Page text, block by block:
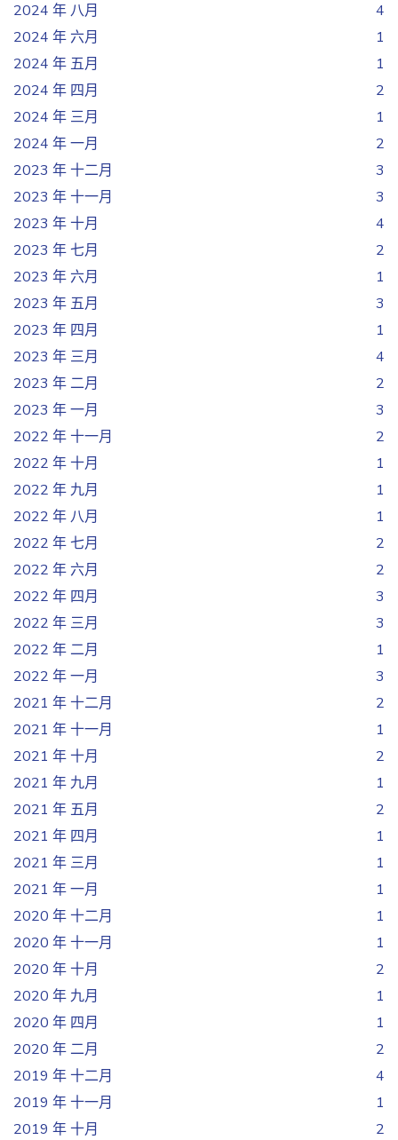
2024 年 八月
4
2024 年 六月
1
2024 年 五月
1
2024 年 四月
2
2024 年 三月
1
2024 年 一月
2
2023 年 十二月
3
2023 年 十一月
3
2023 年 十月
4
2023 年 七月
2
2023 年 六月
1
2023 年 五月
3
2023 年 四月
1
2023 年 三月
4
2023 年 二月
2
2023 年 一月
3
2022 年 十一月
2
2022 年 十月
1
2022 年 九月
1
2022 年 八月
1
2022 年 七月
2
2022 年 六月
2
2022 年 四月
3
2022 年 三月
3
2022 年 二月
1
2022 年 一月
3
2021 年 十二月
2
2021 年 十一月
1
2021 年 十月
2
2021 年 九月
1
2021 年 五月
2
2021 年 四月
1
2021 年 三月
1
2021 年 一月
1
2020 年 十二月
1
2020 年 十一月
1
2020 年 十月
2
2020 年 九月
1
2020 年 四月
1
2020 年 二月
2
2019 年 十二月
4
2019 年 十一月
1
2019 年 十月
2